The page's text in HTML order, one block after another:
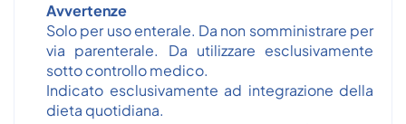
Avvertenze
Solo per uso enterale. Da non somministrare per
via parenterale. Da utilizzare esclusivamente
sotto controllo medico.
Indicato esclusivamente ad integrazione della
dieta quotidiana.